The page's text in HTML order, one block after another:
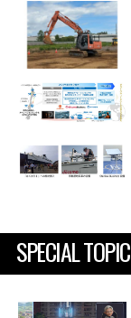
SPECIAL TOPIC